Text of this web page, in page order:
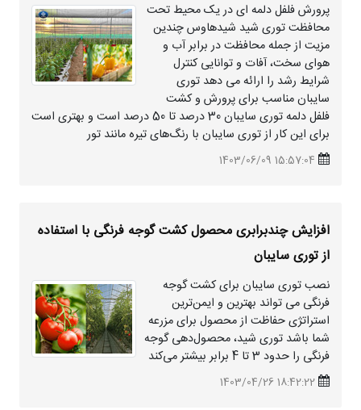
پرورش فلفل دلمه ای در یک محیط تحت
محافظت توری شید شیدهاوسچندین
مزیت از جمله محافظت در برابر آب و
هوای سخت، آفات و توانایی کنترل
شرایط رشد را ارائه می دهد توری
سایبان مناسب برای پرورش و کشت
فلفل دلمه توری سایبان 30 درصد تا 50 درصد است و بهتری است
برای این کار از توری سایبان با رنگ‌های تیره مانند تور
15:57:04 1403/06/09
افزایش چندبرابری محصول کشت گوجه فرنگی با استفاده
از توری سایبان
نصب توری سایبان برای کشت گوجه
فرنگی می تواند بهترین و ایمن‌ترین
استراتژی حفاظت از محصول برای مزرعه
شما باشد توری شید، محصول‌دهی گوجه
فرنگی را حدود 3 تا 4 برابر بیشتر می‌کند
18:42:22 1403/04/26